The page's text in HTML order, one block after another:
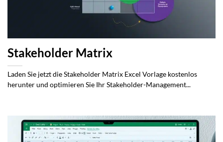
Stakeholder Matrix
Laden Sie jetzt die Stakeholder Matrix Excel Vorlage kostenlos
herunter und optimieren Sie Ihr Stakeholder-Management...